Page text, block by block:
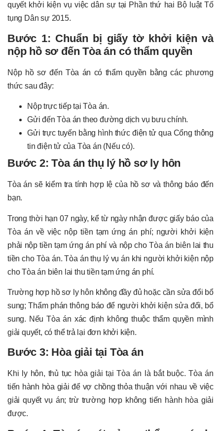
quyết khởi kiện vụ việc dân sự tại Phần thứ hai Bộ luật Tố
tụng Dân sự 2015.
Bước 1: Chuẩn bị giấy tờ khởi kiện và
nộp hồ sơ đến Tòa án có thẩm quyền
Nộp hồ sơ đến Tòa án có thẩm quyền bằng các phương
thức sau đây:
Nộp trực tiếp tại Tòa án.
Gửi đến Tòa án theo đường dịch vụ bưu chính.
Gửi trực tuyến bằng hình thức điện tử qua Cổng thông
tin điện tử của Tòa án (Nếu có).
Bước 2: Tòa án thụ lý hồ sơ ly hôn
Tòa án sẽ kiểm tra tính hợp lệ của hồ sơ và thông báo đến
bạn.
Trong thời hạn 07 ngày, kể từ ngày nhận được giấy báo của
Tòa án về việc nộp tiền tạm ứng án phí; người khởi kiện
phải nộp tiền tạm ứng án phí và nộp cho Tòa án biên lai thu
tiền cho Tòa án. Tòa án thụ lý vụ án khi người khởi kiện nộp
cho Tòa án biên lai thu tiền tạm ứng án phí.
Trường hợp hồ sơ ly hôn không đầy đủ hoặc cần sửa đổi bổ
sung; Thẩm phán thông báo để người khởi kiện sửa đổi, bổ
sung. Nếu Tòa án xác định không thuộc thẩm quyền mình
giải quyết, có thể trả lại đơn khởi kiện.
Bước 3: Hòa giải tại Tòa án
Khi ly hôn, thủ tục hòa giải tại Tòa án là bắt buộc. Tòa án
tiến hành hòa giải để vợ chồng thỏa thuận với nhau về việc
giải quyết vụ án; trừ trường hợp không tiến hành hòa giải
được.